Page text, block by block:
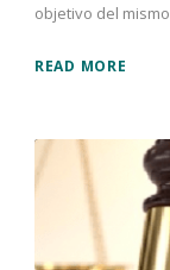
objetivo del
READ MORE